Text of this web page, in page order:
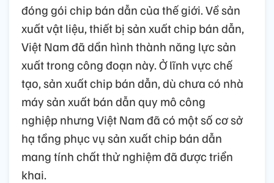
đóng gói chip bán dẫn của thế giới. Về sản
xuất vật liệu, thiết bị sản xuất chip bán dẫn,
Việt Nam đã dần hình thành năng lực sản
xuất trong công đoạn này. Ở lĩnh vực chế
tạo, sản xuất chip bán dẫn, dù chưa có nhà
máy sản xuất bán dẫn quy mô công
nghiệp nhưng Việt Nam đã có một số cơ sở
hạ tầng phục vụ sản xuất chip bán dẫn
mang tính chất thử nghiệm đã được triển
khai.